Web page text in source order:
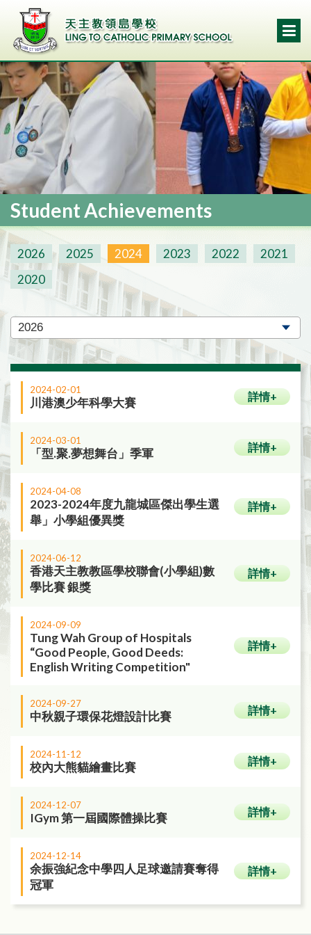
Student Achievements
2026 2025 2024 2023 2022
2021
2020
2024-02-01
川港澳少年科學大賽 詳情+
2024-03-01
「型.聚.夢想舞台」季軍 詳情+
2024-04-08
2023-2024年度九龍城區傑出學生選
舉」小學組優異獎
詳情+
2024-06-12
香港天主教教區學校聯會(小學組)數
學比賽 銀獎
詳情+
2024-09-09
Tung Wah Group of Hospitals
“Good People, Good Deeds:
English Writing Competition"
詳情+
2024-09-27
中秋親子環保花燈設計比賽 詳情+
2024-11-12
校內大熊貓繪畫比賽 詳情+
2024-12-07
IGym 第一屆國際體操比賽 詳情+
2024-12-14
余振強紀念中學四人足球邀請賽奪得
冠軍
詳情+